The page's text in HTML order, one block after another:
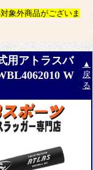
象外商品がございま
用アトラスバ
W
▲
戻
る